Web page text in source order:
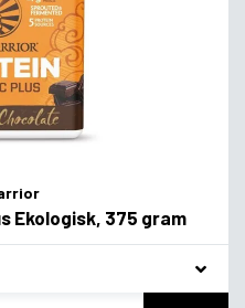
Ekologisk, 375 gram